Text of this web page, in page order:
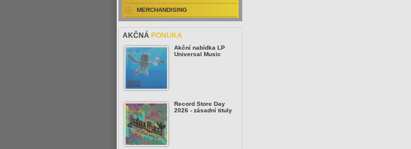
MERCHANDISING
AKČNÁ PONUKA
Akční nabídka LP
Universal Music
Record Store Day
2026 - zásadní tituly